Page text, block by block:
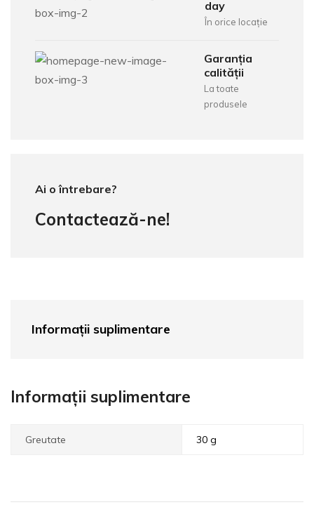
day
În orice locație
Garanția
calității
La toate
produsele
Ai o întrebare?
Contactează-ne!
Informații suplimentare
Informații suplimentare
Greutate 30 g